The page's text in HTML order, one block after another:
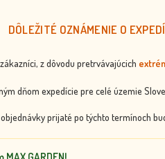
DÔLEŽITÉ OZNÁMENIE O
z dôvodu pretrvávajúcich
dňom expedície pre celé územie
prijaté po týchto termínoch